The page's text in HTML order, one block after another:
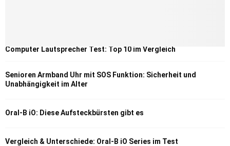
Computer Lautsprecher Test: Top 10 im Vergleich
Senioren Armband Uhr mit SOS Funktion: Sicherheit und
Unabhängigkeit im Alter
Oral-B iO: Diese Aufsteckbürsten gibt es
Vergleich & Unterschiede: Oral-B iO Series im Test